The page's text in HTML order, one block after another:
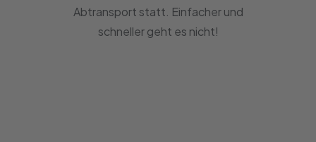
Abtransport statt. Einfacher und
schneller geht es nicht!